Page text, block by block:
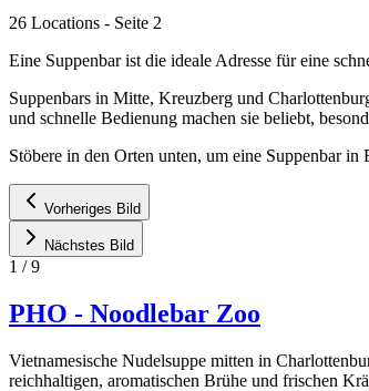
26 Locations - Seite 2
Eine Suppenbar ist die ideale Adresse für eine
Suppenbars in Mitte, Kreuzberg und
und schnelle Bedienung machen sie beliebt,
Stöbere in den Orten unten, um eine Suppenbar in
Vorheriges Bild
Nächstes Bild
1 /9
PHO - Noodlebar Zoo
Vietnamesische Nudelsuppe mitten in
reichhaltigen, aromatischen Brühe und frischen